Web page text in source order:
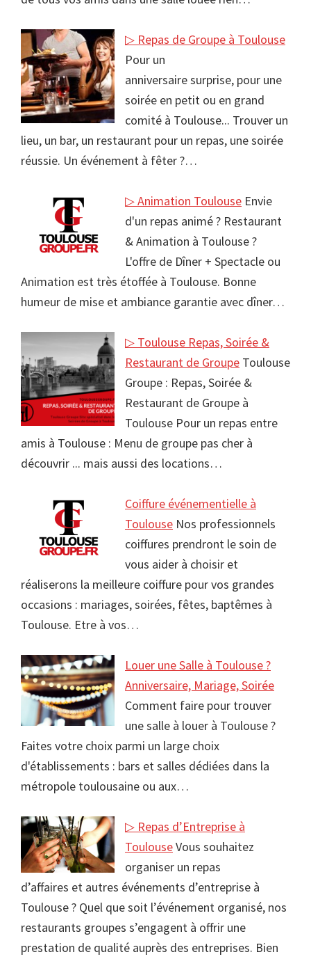
▷ Repas de Groupe à Toulouse
Pour un
anniversaire surprise, pour une
soirée en petit ou en grand
comité à Toulouse... Trouver un
lieu, un bar, un restaurant pour un repas, une soirée
réussie. Un événement à fêter ?…
▷ Animation Toulouse Envie
d'un repas animé ? Restaurant
& Animation à Toulouse ?
L'offre de Dîner + Spectacle ou
Animation est très étoffée à Toulouse. Bonne
humeur de mise et ambiance garantie avec dîner…
▷ Toulouse Repas, Soirée &
Restaurant de Groupe Toulouse
Groupe : Repas, Soirée &
Restaurant de Groupe à
Toulouse Pour un repas entre
amis à Toulouse : Menu de groupe pas cher à
découvrir ... mais aussi des locations…
Coiffure événementielle à
Toulouse Nos professionnels
coiffures prendront le soin de
vous aider à choisir et
réaliserons la meilleure coiffure pour vos grandes
occasions : mariages, soirées, fêtes, baptêmes à
Toulouse. Etre à vos…
Louer une Salle à Toulouse ?
Anniversaire, Mariage, Soirée
Comment faire pour trouver
une salle à louer à Toulouse ?
Faites votre choix parmi un large choix
d'établissements : bars et salles dédiées dans la
métropole toulousaine ou aux…
▷ Repas d’Entreprise à
ToulouseVous souhaitez
organiser un repas
d’affaires et autres événements d’entreprise à
Toulouse ? Quel que soit l’événement organisé, nos
restaurants groupes s’engagent à offrir une
prestation de qualité auprès des entreprises. Bien